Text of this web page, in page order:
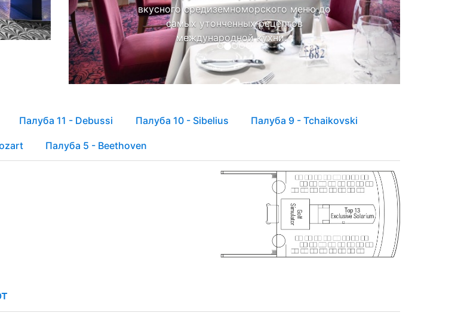
вкусного средиземноморского меню до
самых утонченных рецептов
международной кухни.
Палуба 11 - Debussi Палуба 10 - Sibelius Палуба 9 - Tchaikovski
Палуба 5 - Beethoven